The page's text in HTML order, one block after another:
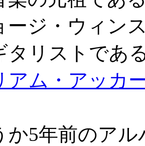
ージ・ウィン
タリストであ
アム・アッカ
か5年前のア